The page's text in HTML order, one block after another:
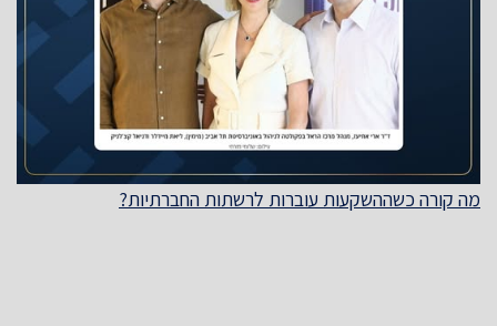
מה קורה כשההשקעות עוברות לרשתות החברתיות?